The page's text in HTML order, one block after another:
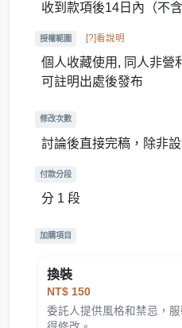
收到款項後14日內（不
授權範圍 [?]看說明
個人收藏使用, 同人非營
可註明出處後發布
修改次數
討論後直接完稿，除非
付款分段
分 1 段
加購項目
換裝
NT$ 150
委託人提供風格和禁忌，